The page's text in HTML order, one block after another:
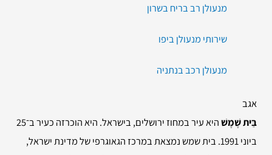
מנעולן רב בריח בשרון
שירותי מנעולן ביפו
מנעולן רכב בנתניה
אגב
בֵּית שֶׁמֶשׁ
היא עיר במחוז ירושלים, בישראל. היא הוכרזה כעיר ב־25
ביוני 1991. בית שמש נמצאת במרכז הגאוגרפי של מדינת ישראל,